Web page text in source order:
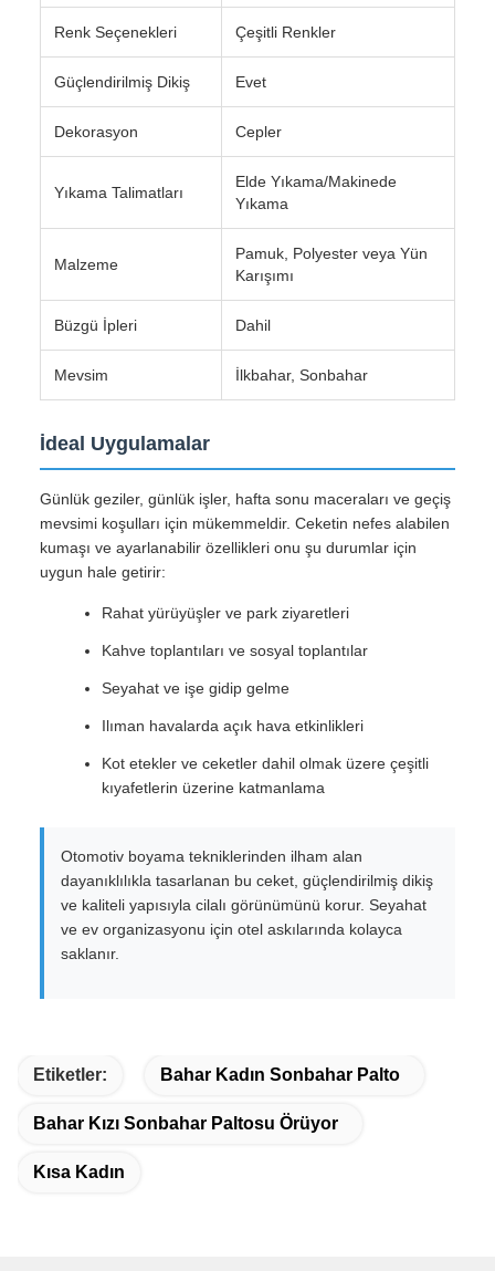
Renk Seçenekleri Çeşitli Renkler
Güçlendirilmiş Dikiş Evet
Dekorasyon Cepler
Yıkama Talimatları
Elde Yıkama/Makinede
Yıkama
Malzeme
Pamuk, Polyester veya Yün
Karışımı
Büzgü İpleri Dahil
Mevsim İlkbahar, Sonbahar
İdeal Uygulamalar
Günlük geziler, günlük işler, hafta sonu maceraları ve geçiş
mevsimi koşulları için mükemmeldir. Ceketin nefes alabilen
kumaşı ve ayarlanabilir özellikleri onu şu durumlar için
uygun hale getirir:
Rahat yürüyüşler ve park ziyaretleri
Kahve toplantıları ve sosyal toplantılar
Seyahat ve işe gidip gelme
Ilıman havalarda açık hava etkinlikleri
Kot etekler ve ceketler dahil olmak üzere çeşitli
kıyafetlerin üzerine katmanlama
Otomotiv boyama tekniklerinden ilham alan
dayanıklılıkla tasarlanan bu ceket, güçlendirilmiş dikiş
ve kaliteli yapısıyla cilalı görünümünü korur. Seyahat
ve ev organizasyonu için otel askılarında kolayca
saklanır.
Etiketler: Bahar Kadın Sonbahar Palto
Bahar Kızı Sonbahar Paltosu Örüyor
Kısa Kadın